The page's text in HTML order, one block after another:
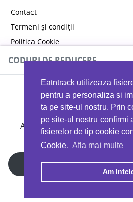
Eatntrack utilizeaza
pentru a personaliza si
ta pe site-ul nostru. Prin
pe site-ul nostru confirmi
fisierelor de tip cookie
Cookie. Afla mai multe
Am
Contact
Termeni și condiții
Politica Cookie
Politica de confidențialitate
Copyright © 2026 EAT & TRACK S.R.L
CODURI DE REDUCERE
Ai 40%reducere la orice
Profită